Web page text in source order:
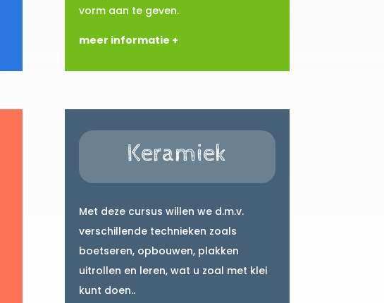
vorm aan te geven.
meer informatie +
Keramiek
Met deze cursus willen we d.m.v.
verschillende technieken zoals
boetseren, opbouwen, plakken
uitrollen en leren, wat u zoal met klei
kunt doen..